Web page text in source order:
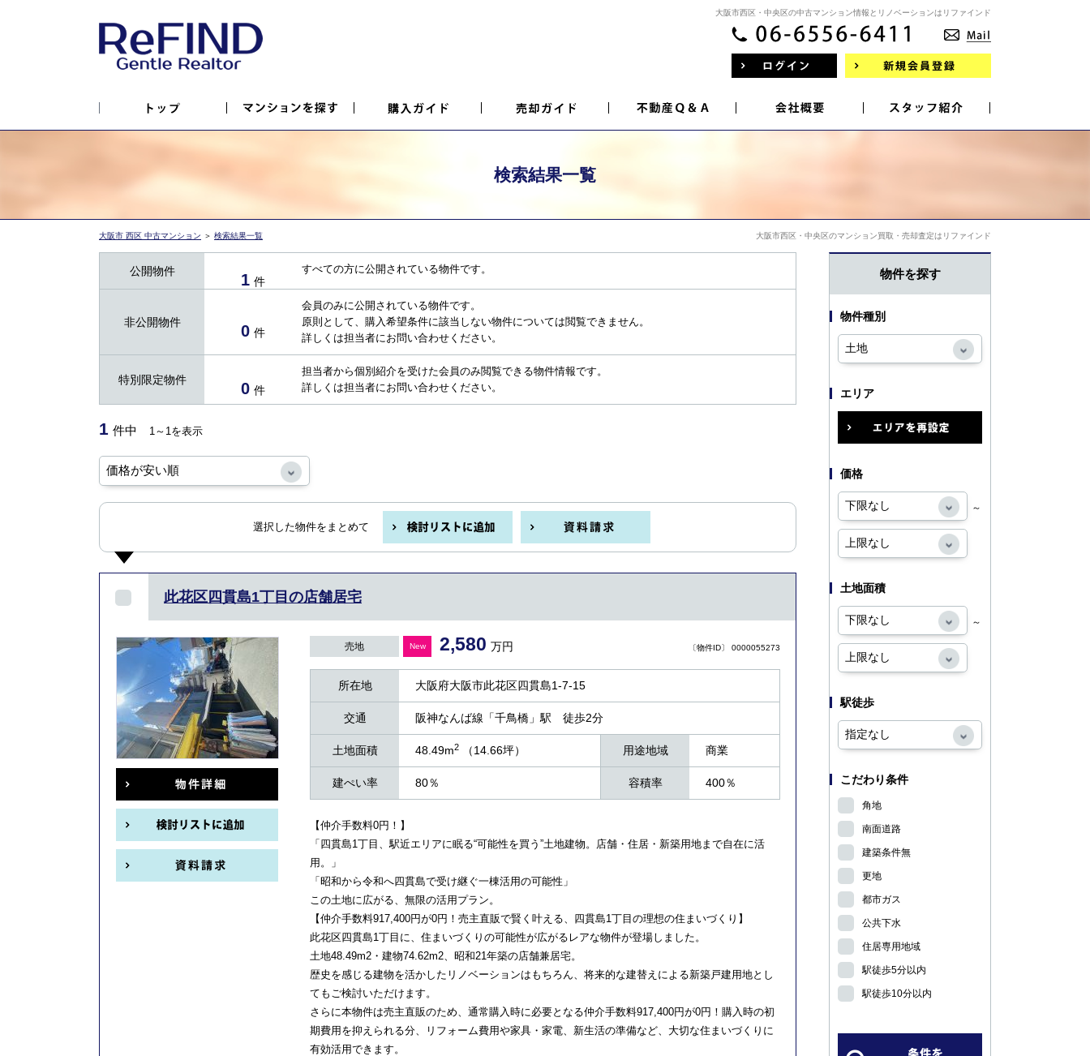
大阪市西区・中央区の中古マンション情報とリノベーションはリファインド
検索結果一覧
大阪市 西区 中古マンション ＞ 検索結果一覧 大阪市西区・中央区のマンション買取・売却査定はリファインド
公開物件 1 件
すべての方に公開されている物件です。
非公開物件 0 件
会員のみに公開されている物件です。
原則として、購入希望条件に該当しない物件については閲覧できません。
詳しくは担当者にお問い合わせください。
特別限定物件 0 件
担当者から個別紹介を受けた会員のみ閲覧できる物件情報です。
詳しくは担当者にお問い合わせください。
1 件中 1～1を表示
選択した物件をまとめて
此花区四貫島1丁目の店舗居宅
〔物件ID〕 0000055273
売地 New 2,580 万円
所在地 大阪府大阪市此花区四貫島1-7-15
交通 阪神なんば線「千鳥橋」駅 徒歩2分
土地面積 48.49m2 （14.66坪） 用途地域 商業
建ぺい率 80％ 容積率 400％
【仲介手数料0円！】
「四貫島1丁目、駅近エリアに眠る“可能性を買う”土地建物。店舗・住居・新築用地まで自在に活
用。」
「昭和から令和へ四貫島で受け継ぐ一棟活用の可能性」
この土地に広がる、無限の活用プラン。
【仲介手数料917,400円が0円！売主直販で賢く叶える、四貫島1丁目の理想の住まいづくり】
此花区四貫島1丁目に、住まいづくりの可能性が広がるレアな物件が登場しました。
土地48.49m2・建物74.62m2、昭和21年築の店舗兼居宅。
歴史を感じる建物を活かしたリノベーションはもちろん、将来的な建替えによる新築戸建用地とし
てもご検討いただけます。
さらに本物件は売主直販のため、通常購入時に必要となる仲介手数料917,400円が0円！購入時の初
期費用を抑えられる分、リフォーム費用や家具・家電、新生活の準備など、大切な住まいづくりに
有効活用できます。
物件を探す
物件種別
エリア
価格
～
土地面積
～
駅徒歩
こだわり条件
角地
南面道路
建築条件無
更地
都市ガス
公共下水
住居専用地域
駅徒歩5分以内
駅徒歩10分以内